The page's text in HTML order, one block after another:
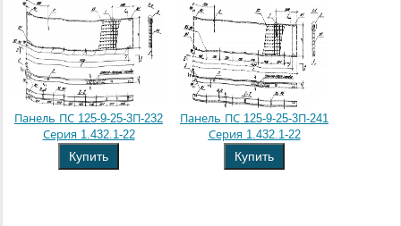
Панель ПС 125-9-25-3П-232
Серия 1.432.1-22
Купить
Панель ПС 125-9-25-3П-241
Серия 1.432.1-22
Купить